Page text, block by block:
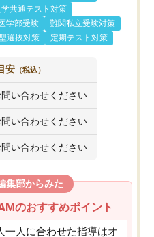
学共通テスト対策
学部受験
難関私立受験対策
選抜対策
定期テスト対策
安 （税込）
い合わせください
い合わせください
い合わせください
集部からみた
のおすすめポイント
一人に合わせた指導はオ